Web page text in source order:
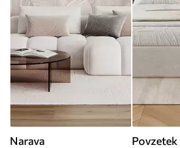
Narava Povzetek